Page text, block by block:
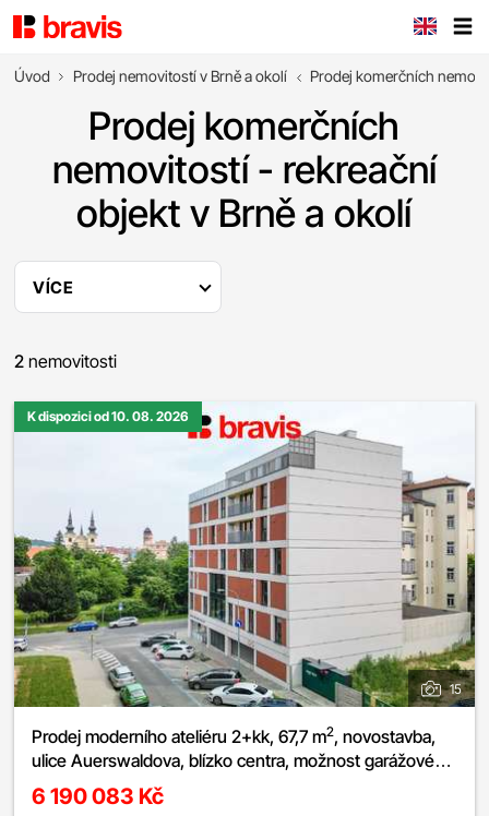
Úvod Prodej nemovitostí v Brně a okolí Prodej komerčních
Prodej komerčních
nemovitostí - rekreační
objekt v Brně a okolí
VÍCE
2 nemovitosti
K dispozici od 10. 08. 2026
15
Prodej moderního ateliéru 2+kk, 67,7 m2, novostavba,
ulice Auerswaldova, blízko centra, možnost garážového
stání
6 190 083 Kč